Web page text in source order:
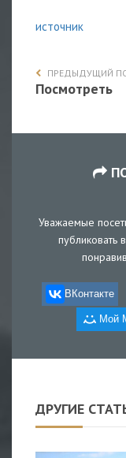
источник
ПРЕДЫДУЩИЙ
Посмотреть
Уважаемые
публиковать
ВКонтакте
Мой
ДРУГИЕ